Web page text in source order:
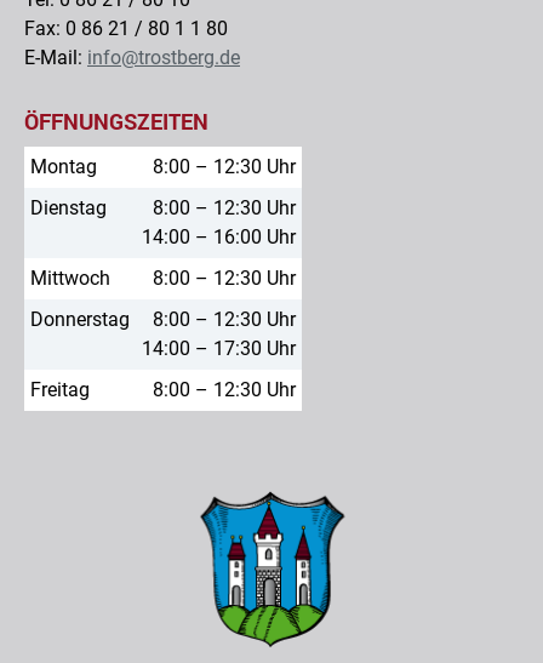
Fax: 0 86 21 / 80 1 1 80
E-Mail: info@trostberg.de
ÖFFNUNGSZEITEN
Montag
8:00 – 12:30 Uhr
Dienstag
8:00 – 12:30 Uhr
14:00 – 16:00 Uhr
Mittwoch
8:00 – 12:30 Uhr
Donnerstag
8:00 – 12:30 Uhr
14:00 – 17:30 Uhr
Freitag
8:00 – 12:30 Uhr